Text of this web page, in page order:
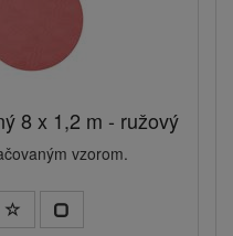
8 x 1,2 m - ružový
vzorom.